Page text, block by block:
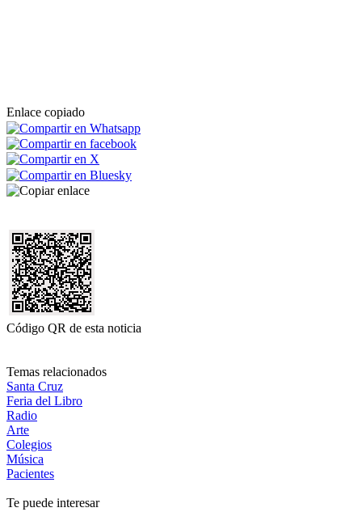
Enlace copiado
Código QR de esta noticia
Temas relacionados
Santa Cruz
Feria del Libro
Radio
Arte
Colegios
Música
Pacientes
Te puede interesar